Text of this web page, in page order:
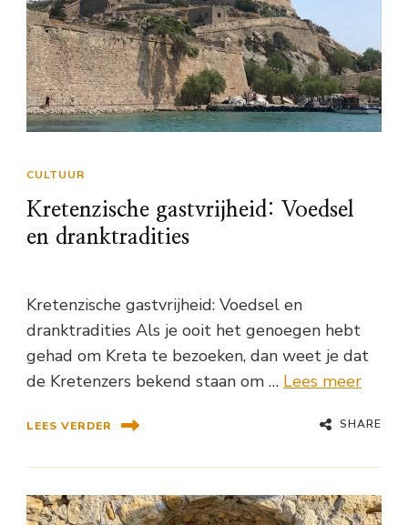
CULTUUR
Kretenzische gastvrijheid: Voedsel
en dranktradities
Kretenzische gastvrijheid: Voedsel en
dranktradities Als je ooit het genoegen hebt
gehad om Kreta te bezoeken, dan weet je dat
de Kretenzers bekend staan om … Lees meer
LEES VERDER SHARE